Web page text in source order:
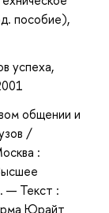
пособие),
успеха,
общении и
/
:
— Текст :
Юрайт